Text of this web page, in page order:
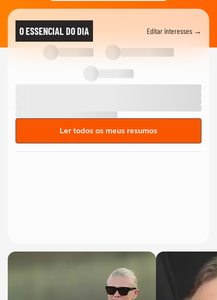
O ESSENCIAL DO DIA Editar interesses →
Ler todos os meus resumos